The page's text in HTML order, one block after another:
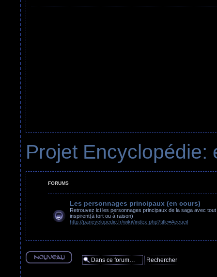
Projet Encyclopédie:
FORUMS
Les personnages principaux (en cours)
Retrouvez ici les personnages principaux de la saga avec
inspirent(à tort ou à raison)
http://pancyclopedie.fr/wiki//index.php?title=Accueil